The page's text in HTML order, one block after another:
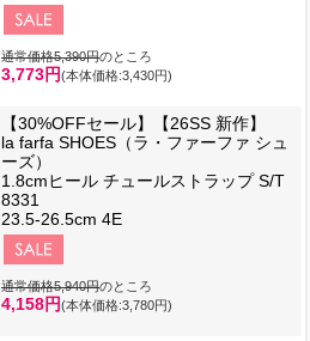
通常価格5,390円のところ
3,773円(本体価格:3,430円)
【30%OFFセール】【26SS 新作】
la farfa SHOES（ラ・ファーファ シュ
ーズ）
1.8cmヒール チュールストラップ S/T
8331
23.5-26.5cm 4E
通常価格5,940円のところ
4,158円(本体価格:3,780円)